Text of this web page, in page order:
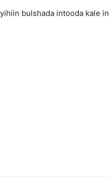
bulshada intooda kale